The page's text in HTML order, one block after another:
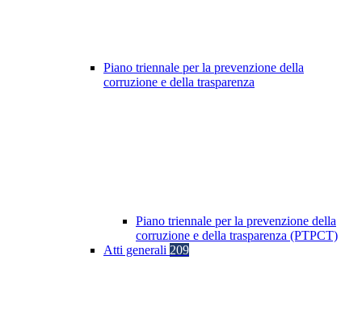
Piano triennale per la prevenzione della
corruzione e della trasparenza
Piano triennale per la prevenzione della
corruzione e della trasparenza (PTPCT)
Atti generali 209